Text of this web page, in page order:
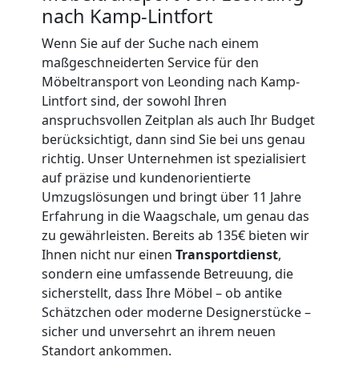
nach Kamp-Lintfort
Wenn Sie auf der Suche nach einem
maßgeschneiderten Service für den
Möbeltransport von Leonding nach Kamp-
Lintfort sind, der sowohl Ihren
anspruchsvollen Zeitplan als auch Ihr Budget
berücksichtigt, dann sind Sie bei uns genau
richtig. Unser Unternehmen ist spezialisiert
auf präzise und kundenorientierte
Umzugslösungen und bringt über 11 Jahre
Erfahrung in die Waagschale, um genau das
zu gewährleisten. Bereits ab 135€ bieten wir
Ihnen nicht nur einen Transportdienst,
sondern eine umfassende Betreuung, die
sicherstellt, dass Ihre Möbel – ob antike
Schätzchen oder moderne Designerstücke –
sicher und unversehrt an ihrem neuen
Standort ankommen.
Umzug
Leonding
Mann
LKW
Möbellift
Leonding